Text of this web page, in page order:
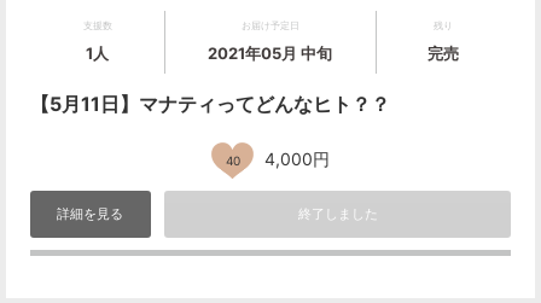
支援数
1人
お届け予定日
2021年05月 中旬
残り
完売
【5月11日】マナティってどんなヒト？？
40 4,000円
詳細を見る 終了しました